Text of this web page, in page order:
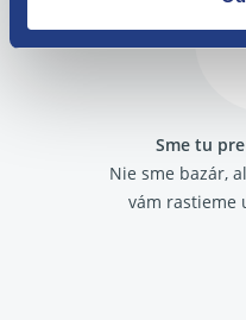
Sme tu
Nie sme bazár,
vám rastieme